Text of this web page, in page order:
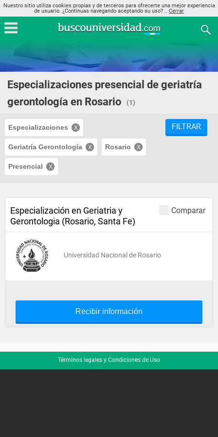
Nuestro sitio utiliza cookies propias y de terceros para ofrecerte una mejor experiencia
de usuario. ¿Continuas navegando aceptando su uso? .. Cerrar
Especializaciones presencial de geriatría
gerontología en Rosario
(1)
Especializaciones
Geriatría Gerontología Rosario
Presencial
FILTRAR
Comparar
Especialización en Geriatria y
Gerontologia (Rosario, Santa Fe)
Universidad Nacional de Rosario
Recibir información
Términos legales y Condiciones de Uso